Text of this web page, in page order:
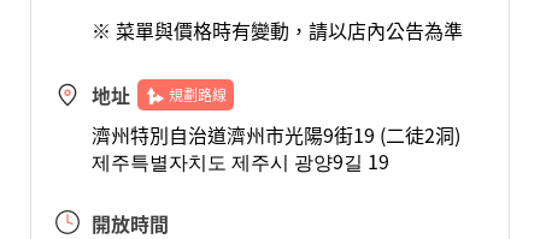
※ 菜單與價格時有變動，請以店內公告為準
地址 規劃路線
濟州特別自治道濟州市光陽9街19 (二徒2洞)
제주특별자치도 제주시 광양9길 19
開放時間